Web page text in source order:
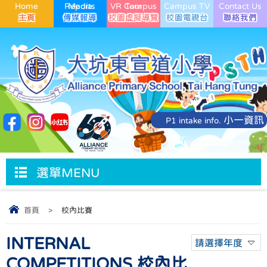
Home Media Reports VR Campus Tour Campus TV Contact Us
P1 intake info. 小一資訊
選單MENU
首頁 > 校內比賽
請選擇年度
INTERNAL